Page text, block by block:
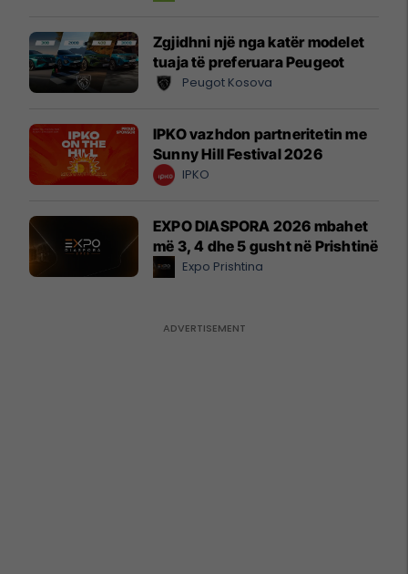
Zgjidhni një nga katër modelet
tuaja të preferuara Peugeot
Peugot Kosova
IPKO vazhdon partneritetin me
Sunny Hill Festival 2026
IPKO
EXPO DIASPORA 2026 mbahet
më 3, 4 dhe 5 gusht në Prishtinë
Expo Prishtina